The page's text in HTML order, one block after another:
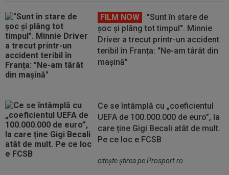
FILM NOW
"Sunt în stare de
șoc și plâng tot timpul". Minnie
Driver a trecut printr-un accident
teribil în Franța: "Ne-am târât din
mașină"
Ce se întâmplă cu „coeficientul
UEFA de 100.000.000 de euro”, la
care ține Gigi Becali atât de mult.
Pe ce loc e FCSB
citeşte ştirea pe Prosport.ro